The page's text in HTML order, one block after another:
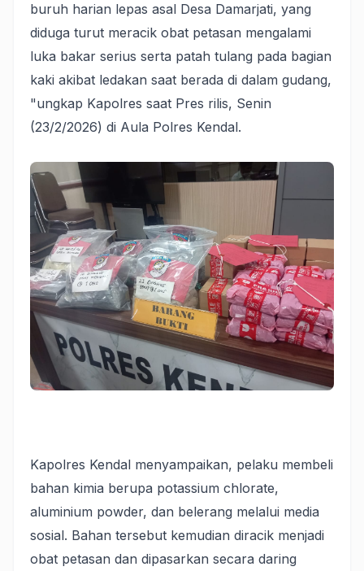
buruh harian lepas asal Desa Damarjati, yang
diduga turut meracik obat petasan mengalami
luka bakar serius serta patah tulang pada bagian
kaki akibat ledakan saat berada di dalam gudang,
"ungkap Kapolres saat Pres rilis, Senin
(23/2/2026) di Aula Polres Kendal.
Kapolres Kendal menyampaikan, pelaku membeli
bahan kimia berupa potassium chlorate,
aluminium powder, dan belerang melalui media
sosial. Bahan tersebut kemudian diracik menjadi
obat petasan dan dipasarkan secara daring